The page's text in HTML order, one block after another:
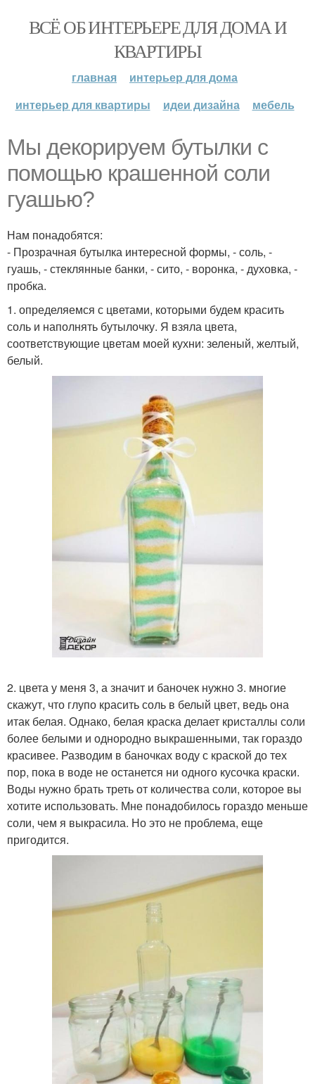
ВСЁ ОБ ИНТЕРЬЕРЕ ДЛЯ ДОМА И
КВАРТИРЫ
главная
интерьер для дома
интерьер для квартиры
идеи дизайна мебель
Мы декорируем бутылки с
помощью крашенной соли
гуашью?
Нам понадобятся:
- Прозрачная бутылка интересной формы, - соль, -
гуашь, - стеклянные банки, - сито, - воронка, - духовка, -
пробка.
1. определяемся с цветами, которыми будем красить
соль и наполнять бутылочку. Я взяла цвета,
соответствующие цветам моей кухни: зеленый, желтый,
белый.
2. цвета у меня 3, а значит и баночек нужно 3. многие
скажут, что глупо красить соль в белый цвет, ведь она
итак белая. Однако, белая краска делает кристаллы соли
более белыми и однородно выкрашенными, так гораздо
красивее. Разводим в баночках воду с краской до тех
пор, пока в воде не останется ни одного кусочка краски.
Воды нужно брать треть от количества соли, которое вы
хотите использовать. Мне понадобилось гораздо меньше
соли, чем я выкрасила. Но это не проблема, еще
пригодится.